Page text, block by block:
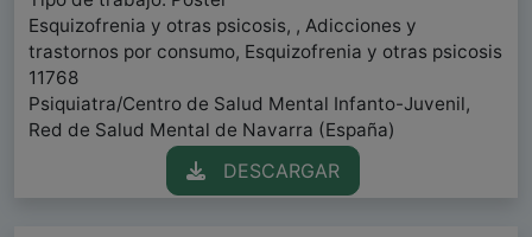
Esquizofrenia y otras psicosis, , Adicciones y
trastornos por consumo, Esquizofrenia y otras psicosis
11768
Psiquiatra/Centro de Salud Mental Infanto-Juvenil,
Red de Salud Mental de Navarra (España)
DESCARGAR